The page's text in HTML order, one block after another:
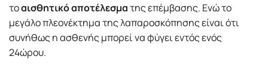
τοαισθητικό αποτέλεσματης επέμβασης. Ενώ το
μεγάλο πλεονέκτημα της λαπαροσκόπησης είναι ότι
συνήθως η ασθενής μπορεί να φύγει εντός ενός
24ώρου.